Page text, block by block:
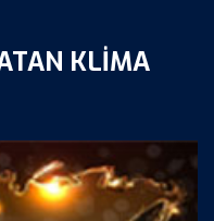
KLIMA